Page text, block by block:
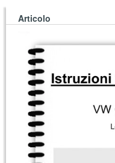
Articolo